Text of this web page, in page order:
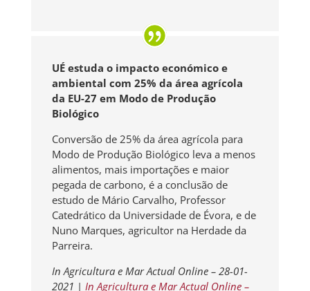
UÉ estuda o impacto económico e
ambiental com 25% da área agrícola
da EU-27 em Modo de Produção
Biológico
Conversão de 25% da área agrícola para
Modo de Produção Biológico leva a menos
alimentos, mais importações e maior
pegada de carbono, é a conclusão de
estudo de Mário Carvalho, Professor
Catedrático da Universidade de Évora, e de
Nuno Marques, agricultor na Herdade da
Parreira.
In Agricultura e Mar Actual Online – 28-01-
2021 | In Agricultura e Mar Actual Online –